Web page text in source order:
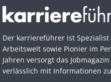
Der karriereführer ist
Arbeitswelt sowie Pionier im
Jahren versorgt das
verlässlich mit Informationen